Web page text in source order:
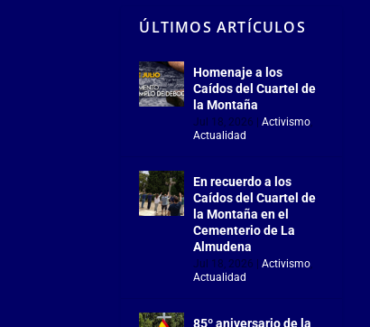
ÚLTIMOS ARTÍCULOS
Homenaje a los
Caídos del Cuartel de
la Montaña
Jul 18, 2026 |Activismo,
Actualidad
En recuerdo a los
Caídos del Cuartel de
la Montaña en el
Cementerio de La
Almudena
Jul 18, 2026 |Activismo,
Actualidad
85º aniversario de la